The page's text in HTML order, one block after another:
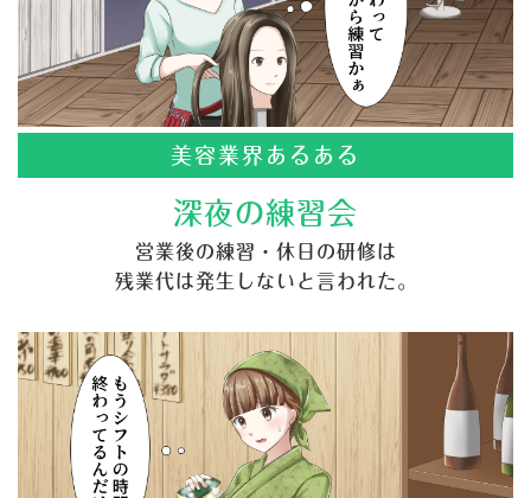
美容業界あるある
深夜の練習会
営業後の練習・休日の研修は
残業代は発生しないと言われた。